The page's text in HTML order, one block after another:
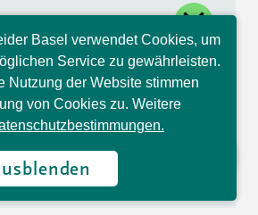
Uhr
7, Basel
Basel verwendet Cookies, um
Service zu gewährleisten.
Nutzung der Website stimmen
von Cookies zu. Weitere
Hallo, ich bin Sophia und
beantworte gerne Ihre
Fragen.
close